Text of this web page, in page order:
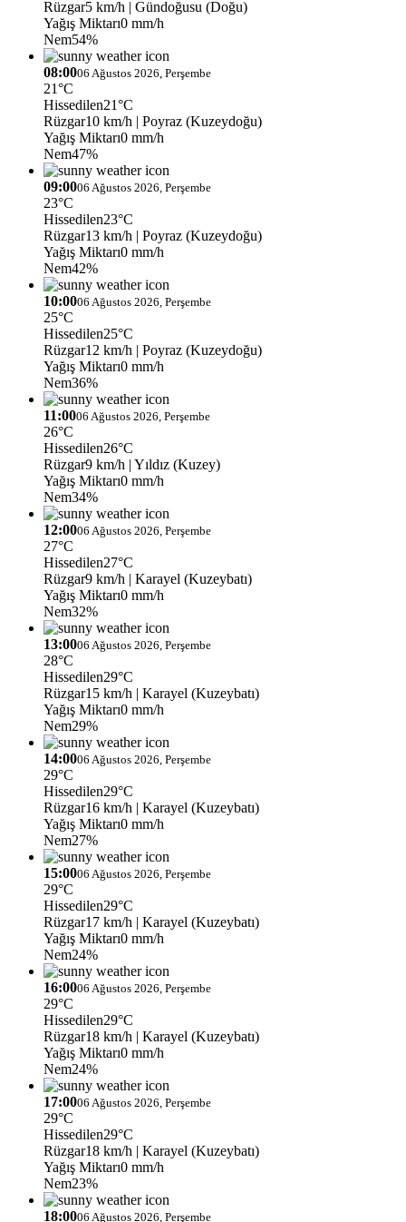
Rüzgar5 km/h | Gündoğusu (Doğu)
Yağış Miktarı0 mm/h
Nem54%
08:0006 Ağustos 2026, Perşembe
21°C
Hissedilen21°C
Rüzgar10 km/h | Poyraz (Kuzeydoğu)
Yağış Miktarı0 mm/h
Nem47%
09:0006 Ağustos 2026, Perşembe
23°C
Hissedilen23°C
Rüzgar13 km/h | Poyraz (Kuzeydoğu)
Yağış Miktarı0 mm/h
Nem42%
10:0006 Ağustos 2026, Perşembe
25°C
Hissedilen25°C
Rüzgar12 km/h | Poyraz (Kuzeydoğu)
Yağış Miktarı0 mm/h
Nem36%
11:0006 Ağustos 2026, Perşembe
26°C
Hissedilen26°C
Rüzgar9 km/h | Yıldız (Kuzey)
Yağış Miktarı0 mm/h
Nem34%
12:0006 Ağustos 2026, Perşembe
27°C
Hissedilen27°C
Rüzgar9 km/h | Karayel (Kuzeybatı)
Yağış Miktarı0 mm/h
Nem32%
13:0006 Ağustos 2026, Perşembe
28°C
Hissedilen29°C
Rüzgar15 km/h | Karayel (Kuzeybatı)
Yağış Miktarı0 mm/h
Nem29%
14:0006 Ağustos 2026, Perşembe
29°C
Hissedilen29°C
Rüzgar16 km/h | Karayel (Kuzeybatı)
Yağış Miktarı0 mm/h
Nem27%
15:0006 Ağustos 2026, Perşembe
29°C
Hissedilen29°C
Rüzgar17 km/h | Karayel (Kuzeybatı)
Yağış Miktarı0 mm/h
Nem24%
16:0006 Ağustos 2026, Perşembe
29°C
Hissedilen29°C
Rüzgar18 km/h | Karayel (Kuzeybatı)
Yağış Miktarı0 mm/h
Nem24%
17:0006 Ağustos 2026, Perşembe
29°C
Hissedilen29°C
Rüzgar18 km/h | Karayel (Kuzeybatı)
Yağış Miktarı0 mm/h
Nem23%
18:0006 Ağustos 2026, Perşembe